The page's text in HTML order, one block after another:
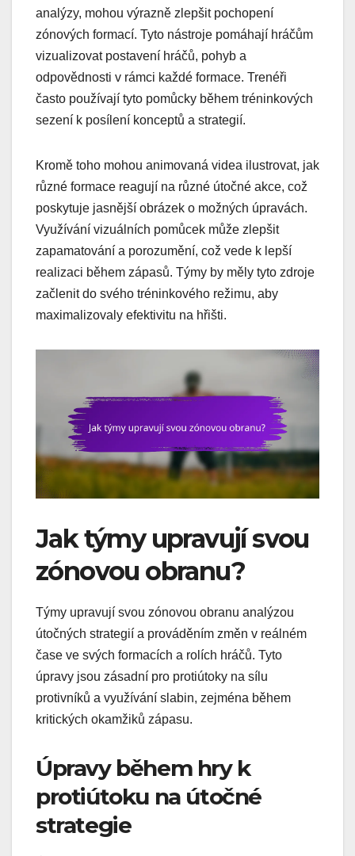
analýzy, mohou výrazně zlepšit pochopení
zónových formací. Tyto nástroje pomáhají hráčům
vizualizovat postavení hráčů, pohyb a
odpovědnosti v rámci každé formace. Trenéři
často používají tyto pomůcky během tréninkových
sezení k posílení konceptů a strategií.
Kromě toho mohou animovaná videa ilustrovat, jak
různé formace reagují na různé útočné akce, což
poskytuje jasnější obrázek o možných úpravách.
Využívání vizuálních pomůcek může zlepšit
zapamatování a porozumění, což vede k lepší
realizaci během zápasů. Týmy by měly tyto zdroje
začlenit do svého tréninkového režimu, aby
maximalizovaly efektivitu na hřišti.
Jak týmy upravují svou
zónovou obranu?
Týmy upravují svou zónovou obranu analýzou
útočných strategií a prováděním změn v reálném
čase ve svých formacích a rolích hráčů. Tyto
úpravy jsou zásadní pro protiútoky na sílu
protivníků a využívání slabin, zejména během
kritických okamžiků zápasu.
Úpravy během hry k
protiútoku na útočné
strategie